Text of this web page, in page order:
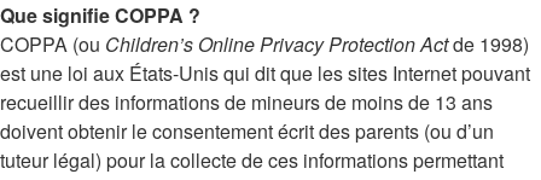
Que signifie COPPA ?
COPPA (ou Children’s Online Privacy Protection Actde 1998)
est une loi aux États-Unis qui dit que les sites Internet pouvant
recueillir des informations de mineurs de moins de 13 ans
doivent obtenir le consentement écrit des parents (ou d’un
tuteur légal) pour la collecte de ces informations permettant